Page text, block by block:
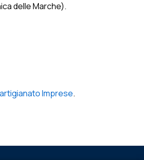
delle Marche).
Imprese.